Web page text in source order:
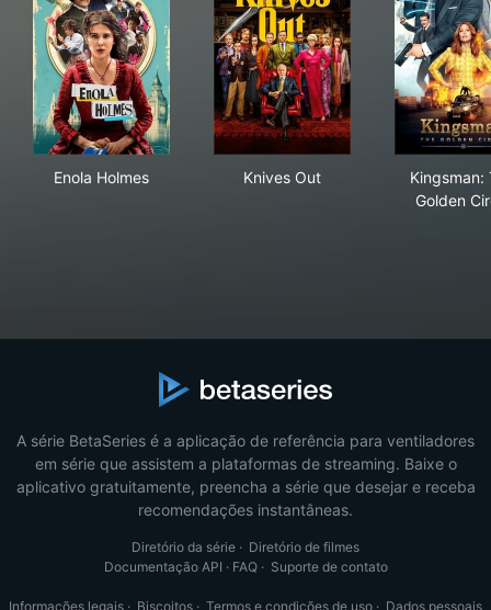
Enola Holmes Knives Out
Kingsman:
Golden
A série BetaSeries é a aplicação de referência para ventiladores
em série que assistem a plataformas de streaming. Baixe o
aplicativo gratuitamente, preencha a série que desejar e receba
recomendações instantâneas.
Diretório da série · Diretório de filmes
Documentação API · FAQ· Suporte de contato
Informações legais · Biscoitos · Termos e condições de uso · Dados pessoais